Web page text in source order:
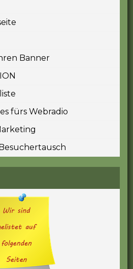
Banner
fürs Webradio